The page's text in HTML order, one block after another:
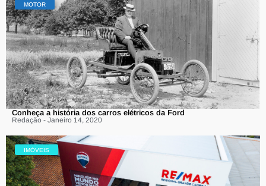
MOTOR
Conheça a história dos carros elétricos da Ford
Redação - Janeiro 14, 2020
IMÓVEIS